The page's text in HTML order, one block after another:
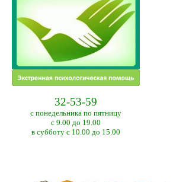
32-53-59
с понедельника по пятницу
с 9.00 до 19.00
в субботу с 10.00 до 15.00